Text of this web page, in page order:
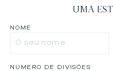
UMA
NOME
NÚMERO DE DIVISÕES